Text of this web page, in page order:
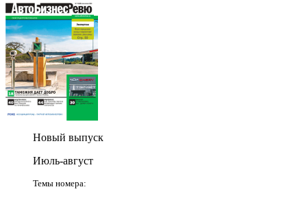
Новый выпуск
Июль-август
Темы номера: